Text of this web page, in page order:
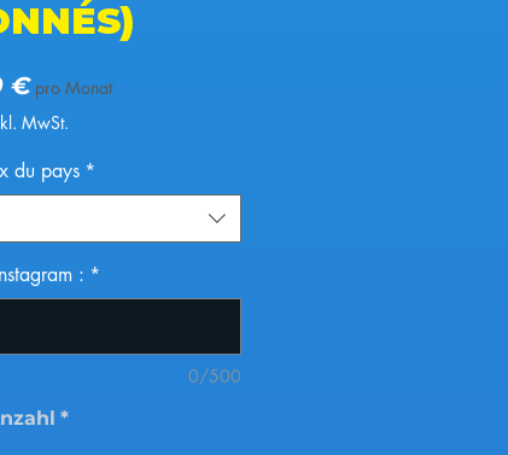
€Preis
pro Monat
MwSt.
du pays *
: *
0/500
*